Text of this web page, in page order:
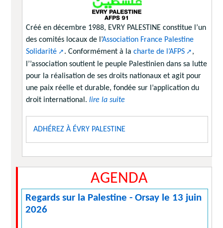
Créé en décembre 1988, EVRY PALESTINE constitue l’un
des comités locaux de l’Association France Palestine
Solidarité
. Conformément à la charte de l’AFPS
,
l’’association soutient le peuple Palestinien dans sa lutte
pour la réalisation de ses droits nationaux et agit pour
une paix réelle et durable, fondée sur l’application du
droit international. lire la suite
ADHÉREZ À ÉVRY PALESTINE
AGENDA
Regards sur la Palestine - Orsay le 13 juin
2026